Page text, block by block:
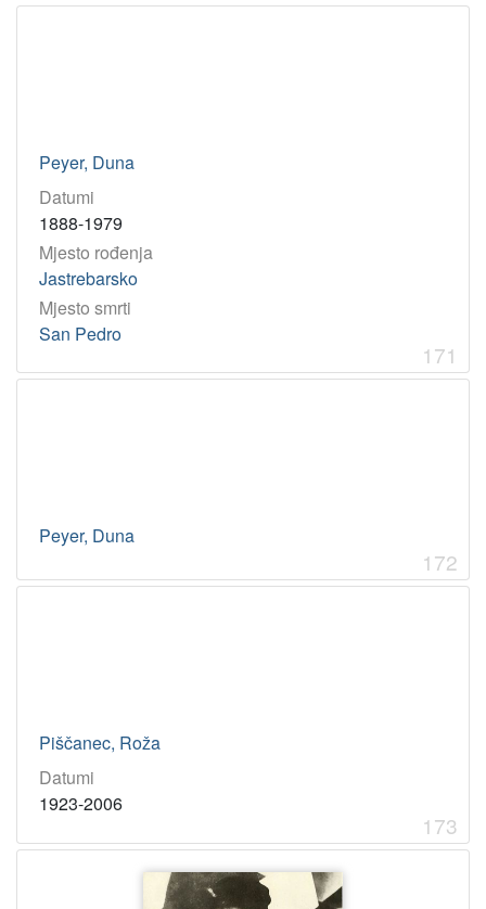
Peyer, Duna
Datumi
1888-1979
Mjesto rođenja
Jastrebarsko
Mjesto smrti
San Pedro
171
Peyer, Duna
172
Piščanec, Roža
Datumi
1923-2006
173